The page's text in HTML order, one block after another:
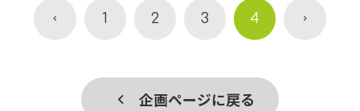
1 2 3 4
企画ページに戻る